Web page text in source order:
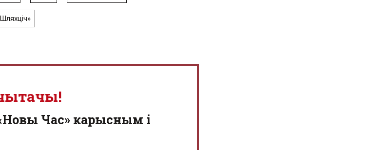
Час» карысным і